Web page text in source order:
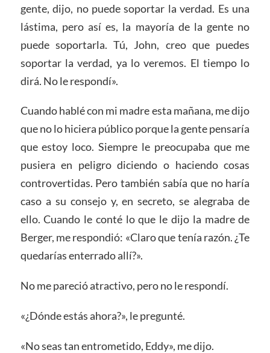
gente, dijo, no puede soportar la verdad. Es una
lástima, pero así es, la mayoría de la gente no
puede soportarla. Tú, John, creo que puedes
soportar la verdad, ya lo veremos. El tiempo lo
dirá. No le respondí».
Cuando hablé con mi madre esta mañana, me dijo
que no lo hiciera público porque la gente pensaría
que estoy loco. Siempre le preocupaba que me
pusiera en peligro diciendo o haciendo cosas
controvertidas. Pero también sabía que no haría
caso a su consejo y, en secreto, se alegraba de
ello. Cuando le conté lo que le dijo la madre de
Berger, me respondió: «Claro que tenía razón. ¿Te
quedarías enterrado allí?».
No me pareció atractivo, pero no le respondí.
«¿Dónde estás ahora?», le pregunté.
«No seas tan entrometido, Eddy», me dijo.